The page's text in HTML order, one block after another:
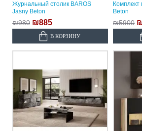
Журнальный столик BAROS
Jasny Beton
₪980 ₪885
В КОРЗИНУ
Комплект
Beton
₪5900